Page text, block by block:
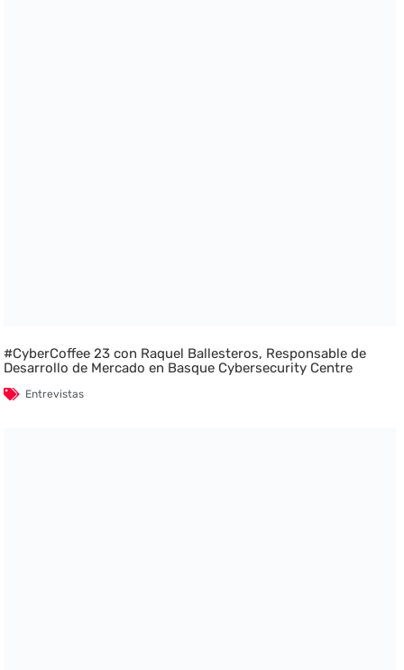
#CyberCoffee 23 con Raquel Ballesteros, Responsable de
Desarrollo de Mercado en Basque Cybersecurity Centre
Entrevistas